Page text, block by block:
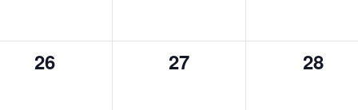
0
26
0
27
0
28